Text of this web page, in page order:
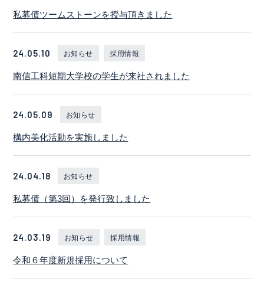
私募債ツームストーンを授与頂きました
24.05.10 お知らせ 採用情報
南信工科短期大学校の学生が来社されました
24.05.09 お知らせ
構内美化活動を実施しました
24.04.18 お知らせ
私募債（第3回）を発行致しました
24.03.19 お知らせ 採用情報
令和６年度新規採用について